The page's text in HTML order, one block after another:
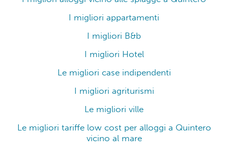
I migliori appartamenti
I migliori B&b
I migliori Hotel
Le migliori case indipendenti
I migliori agriturismi
Le migliori ville
Le migliori tariffe low cost per alloggi a Quintero
vicino al mare